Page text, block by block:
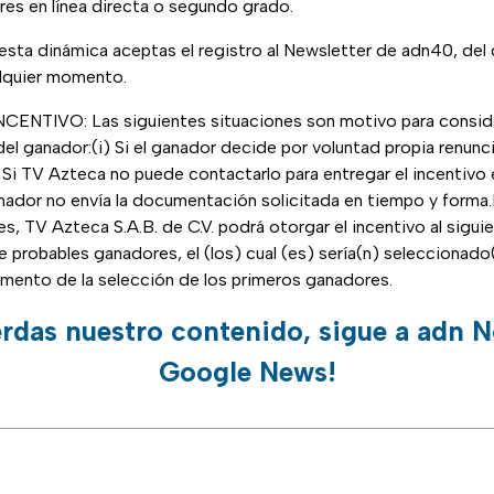
en línea directa o segundo grado.
dinámica aceptas el registro al Newsletter de adn40, del
momento.
Las siguientes situaciones son motivo para
ganador:(i) Si el ganador decide por voluntad propia
TV Azteca no puede contactarlo para entregar el incentivo
no envía la documentación solicitada en tiempo y
TV Azteca S.A.B. de C.V. podrá otorgar el incentivo al
probables ganadores, el (los) cual (es) sería(n)
de la selección de los primeros ganadores.
nuestro contenido, sigue a adn
Google News!